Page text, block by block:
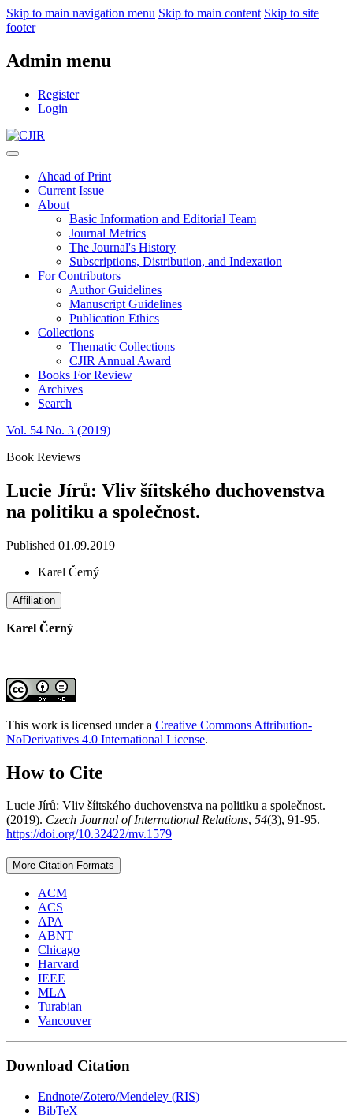
Skip to main navigation menu Skip to main content Skip to site
footer
Admin menu
Register
Login
Ahead of Print
Current Issue
About
Basic Information and Editorial Team
Journal Metrics
The Journal's History
Subscriptions, Distribution, and Indexation
For Contributors
Author Guidelines
Manuscript Guidelines
Publication Ethics
Collections
Thematic Collections
CJIR Annual Award
Books For Review
Archives
Search
Vol. 54 No. 3 (2019)
Book Reviews
Lucie Jírů: Vliv šíitského duchovenstva
na politiku a společnost.
Published 01.09.2019
Karel Černý
Affiliation
Karel Černý
This work is licensed under a Creative Commons Attribution-
NoDerivatives 4.0 International License.
How to Cite
Lucie Jírů: Vliv šíitského duchovenstva na politiku a společnost.
(2019). Czech Journal of International Relations, 54(3), 91-95.
https://doi.org/10.32422/mv.1579
More Citation Formats
ACM
ACS
APA
ABNT
Chicago
Harvard
IEEE
MLA
Turabian
Vancouver
Download Citation
Endnote/Zotero/Mendeley (RIS)
BibTeX